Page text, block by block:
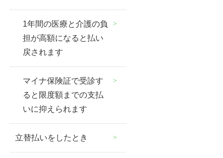
1年間の医療と介護の負
担が高額になると払い
戻されます
マイナ保険証で受診す
ると限度額までの支払
いに抑えられます
立替払いをしたとき